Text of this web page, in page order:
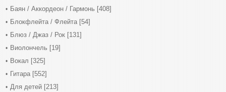
Баян / Аккордеон / Гармонь [408]
Блокфлейта / Флейта [54]
Блюз / Джаз / Рок [131]
Виолончель [19]
Вокал [325]
Гитара [552]
Для детей [213]